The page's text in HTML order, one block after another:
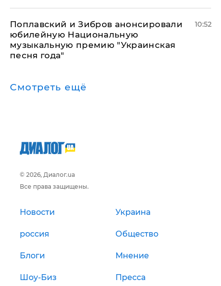
Поплавский и Зибров анонсировали
юбилейную Национальную
музыкальную премию "Украинская
песня года"
10:52
Смотреть ещё
© 2026, Диалог.ua
Все права защищены.
Новости Украина
россия Общество
Блоги Мнение
Шоу-Биз Пресса